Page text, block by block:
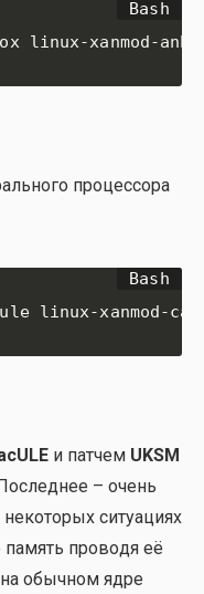
linux-xanmod-
про­цес­со­ра
linux-xanmod-
и пат­чем UKSM
– очень
ситу­а­ци­ях
про­во­дя её
обыч­ном ядре